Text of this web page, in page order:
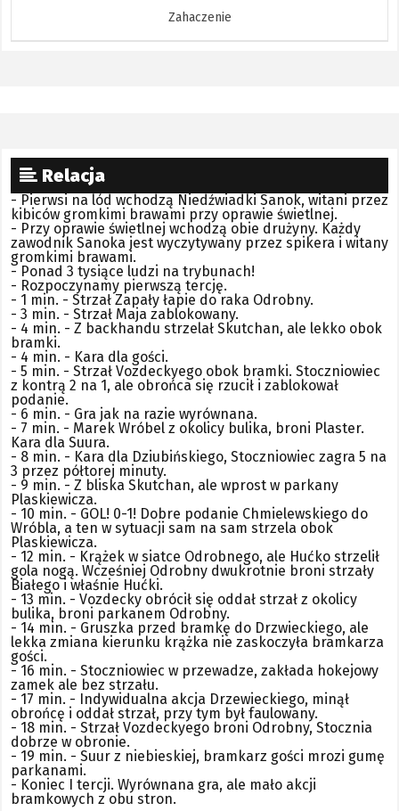
Zahaczenie
Relacja
- Pierwsi na lód wchodzą Niedźwiadki Sanok, witani przez
kibiców gromkimi brawami przy oprawie świetlnej.
- Przy oprawie świetlnej wchodzą obie drużyny. Każdy
zawodnik Sanoka jest wyczytywany przez spikera i witany
gromkimi brawami.
- Ponad 3 tysiące ludzi na trybunach!
- Rozpoczynamy pierwszą tercję.
- 1 min. - Strzał Zapały łapie do raka Odrobny.
- 3 min. - Strzał Maja zablokowany.
- 4 min. - Z backhandu strzelał Skutchan, ale lekko obok
bramki.
- 4 min. - Kara dla gości.
- 5 min. - Strzał Vozdeckyego obok bramki. Stoczniowiec
z kontrą 2 na 1, ale obrońca się rzucił i zablokował
podanie.
- 6 min. - Gra jak na razie wyrównana.
- 7 min. - Marek Wróbel z okolicy bulika, broni Plaster.
Kara dla Suura.
- 8 min. - Kara dla Dziubińskiego, Stoczniowiec zagra 5 na
3 przez półtorej minuty.
- 9 min. - Z bliska Skutchan, ale wprost w parkany
Plaskiewicza.
- 10 min. - GOL! 0-1! Dobre podanie Chmielewskiego do
Wróbla, a ten w sytuacji sam na sam strzela obok
Plaskiewicza.
- 12 min. - Krążek w siatce Odrobnego, ale Hućko strzelił
gola nogą. Wcześniej Odrobny dwukrotnie broni strzały
Białego i właśnie Hućki.
- 13 min. - Vozdecky obrócił się oddał strzał z okolicy
bulika, broni parkanem Odrobny.
- 14 min. - Gruszka przed bramkę do Drzwieckiego, ale
lekka zmiana kierunku krążka nie zaskoczyła bramkarza
gości.
- 16 min. - Stoczniowiec w przewadze, zakłada hokejowy
zamek ale bez strzału.
- 17 min. - Indywidualna akcja Drzewieckiego, minął
obrońcę i oddał strzał, przy tym był faulowany.
- 18 min. - Strzał Vozdeckyego broni Odrobny, Stocznia
dobrze w obronie.
- 19 min. - Suur z niebieskiej, bramkarz gości mrozi gumę
parkanami.
- Koniec I tercji. Wyrównana gra, ale mało akcji
bramkowych z obu stron.